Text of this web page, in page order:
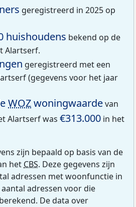
geregistreerd in 2025 op
huishoudens bekend op de
Alartserf.
geregistreerd met een
(gegevens voor het jaar
WOZwoningwaardevan
Alartserf was €313.000 in het
zijn bepaald op basis van de
het CBS. Deze gegevens zijn
adressen met woonfunctie in
adressen voor die
De data over